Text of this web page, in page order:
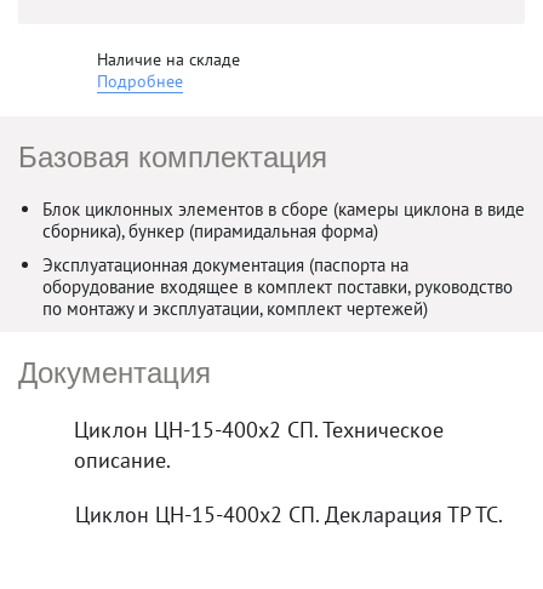
Наличие на складе
Подробнее
Базовая комплектация
Блок циклонных элементов в сборе (камеры циклона в виде
сборника), бункер (пирамидальная форма)
Эксплуатационная документация (паспорта на
оборудование входящее в комплект поставки, руководство
по монтажу и эксплуатации, комплект чертежей)
Документация
Циклон ЦН-15-400х2 СП. Техническое
описание.
Циклон ЦН-15-400х2 СП. Декларация ТР ТС.